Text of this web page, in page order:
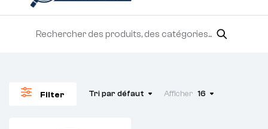
Filter Tri par défaut Afficher 16